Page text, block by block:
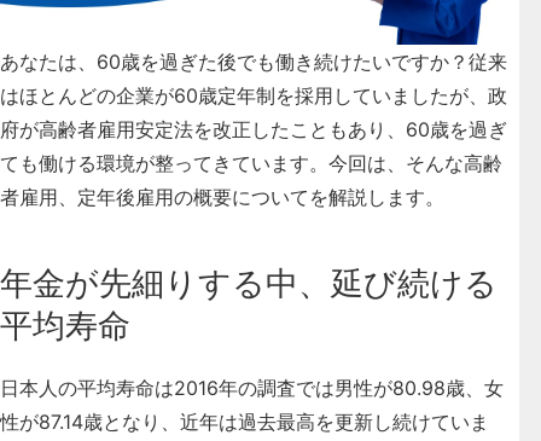
あなたは、60歳を過ぎた後でも働き続けたいですか？従来
はほとんどの企業が60歳定年制を採用していましたが、政
府が高齢者雇用安定法を改正したこともあり、60歳を過ぎ
ても働ける環境が整ってきています。今回は、そんな高齢
者雇用、定年後雇用の概要についてを解説します。
年金が先細りする中、延び続ける
平均寿命
日本人の平均寿命は2016年の調査では男性が80.98歳、女
性が87.14歳となり、近年は過去最高を更新し続けていま